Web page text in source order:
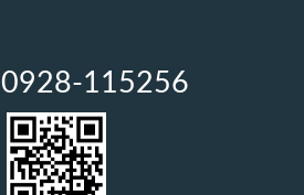
0928-115256